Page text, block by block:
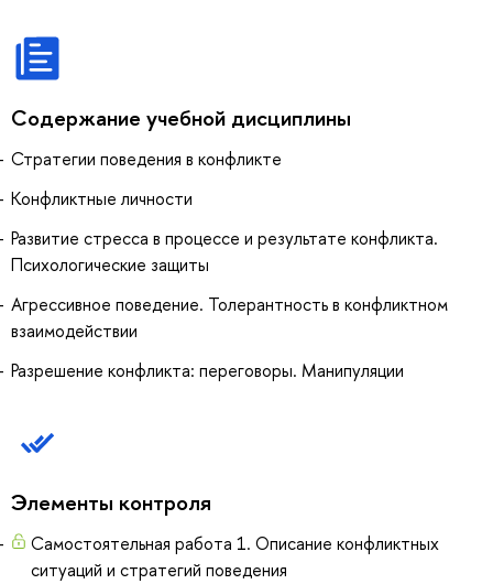
Содержание учебной дисциплины
Стратегии поведения в конфликте
Конфликтные личности
Развитие стресса в процессе и результате конфликта.
Психологические защиты
Агрессивное поведение. Толерантность в конфликтном
взаимодействии
Разрешение конфликта: переговоры. Манипуляции
Элементы контроля
Самостоятельная работа 1. Описание конфликтных
ситуаций и стратегий поведения